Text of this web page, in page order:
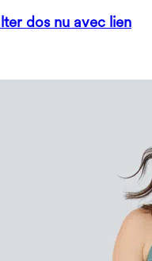
dos nu avec lien